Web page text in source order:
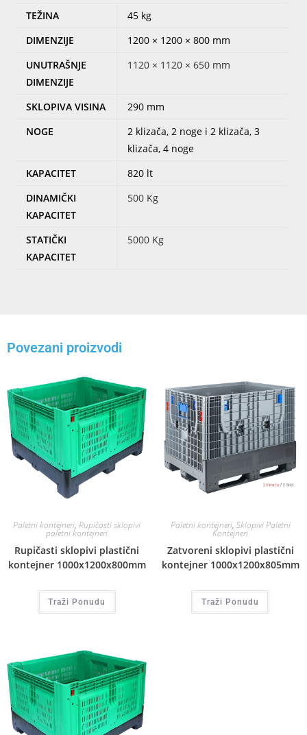
TEŽINA
45 kg
DIMENZIJE
1200 × 1200 × 800 mm
UNUTRAŠNJE
DIMENZIJE
1120 × 1120 × 650 mm
SKLOPIVA VISINA
290 mm
NOGE
2 klizača, 2 noge i 2 klizača, 3
klizača, 4 noge
KAPACITET
820 lt
DINAMIČKI
KAPACITET
500 Kg
STATIČKI
KAPACITET
5000 Kg
Povezani proizvodi
Paletni kontejneri, Rupičasti sklopivi
paletni kontejneri
Rupičasti sklopivi plastični
kontejner 1000x1200x800mm
Traži Ponudu
Paletni kontejneri, Sklopivi Paletni
Kontejneri
Zatvoreni sklopivi plastični
kontejner 1000x1200x805mm
Traži Ponudu